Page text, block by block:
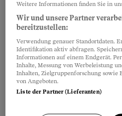
praktische Erfahrungen mit
die Probleme mit ihrer
Sexualität hatten. Er
Artikel für Fachzeitschriften
Vereins «Ärzte für sexuelle
Bücher
Weitere Informationen finden Sie in
Wir und unsere Partner
bereitzustellen:
Verwendung genauer Standortdaten.
Identifikation aktiv abfragen.
Informationen auf einem Endgerät.
Inhalte, Messung von Werbeleistung
Inhalten, Zielgruppenforschung sowie
von Angeboten.
Liste der Partner (Lieferanten)